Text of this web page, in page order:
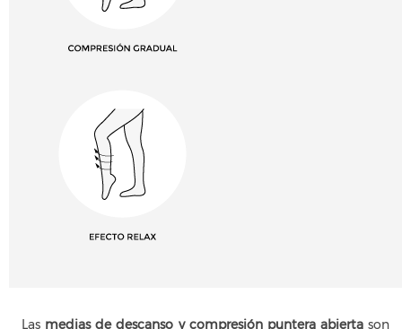
Las medias de descanso y compresión puntera abierta son